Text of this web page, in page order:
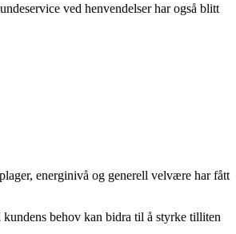
ved henvendelser har også blitt
energinivå og generell velvære har fått
behov kan bidra til å styrke tilliten